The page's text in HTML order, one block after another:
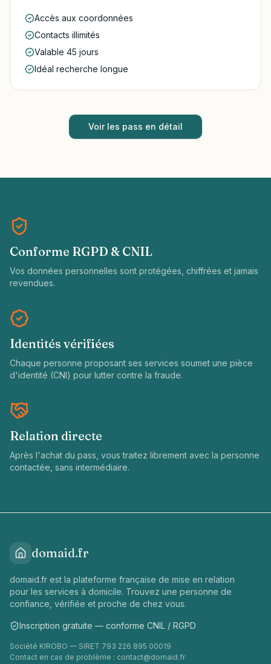
Accès aux coordonnées
Contacts illimités
Valable 45 jours
Idéal recherche longue
Voir les pass en détail
Conforme RGPD & CNIL
Vos données personnelles sont protégées, chiffrées et jamais
revendues.
Identités vérifiées
Chaque personne proposant ses services soumet une pièce
d'identité (CNI) pour lutter contre la fraude.
Relation directe
Après l'achat du pass, vous traitez librement avec la personne
contactée, sans intermédiaire.
domaid.fr
domaid.fr est la plateforme française de mise en relation
pour les services à domicile. Trouvez une personne de
confiance, vérifiée et proche de chez vous.
Inscription gratuite — conforme CNIL / RGPD
Société KIROBO — SIRET 793 226 895 00019
Contact en cas de problème : contact@domaid.fr